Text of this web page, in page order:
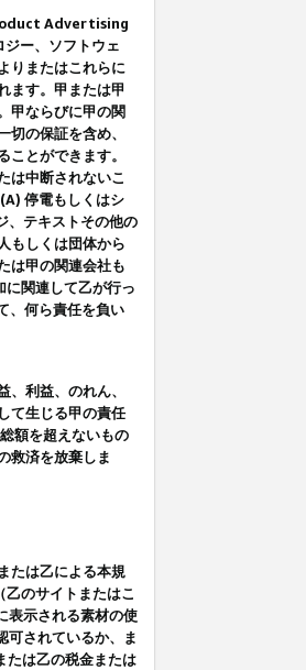
Advertising
ー、ソフトウェ
りまたはこれらに
ます。甲または甲
甲ならびに甲の関
の保証を含め、
とができます。
は中断されないこ
停電もしくはシ
、テキストその他の
もしくは団体から
は甲の関連会社も
に関連して乙が行っ
、何ら責任を負い
利益、のれん、
て生じる甲の責任
額を超えないもの
救済を放棄しま
たは乙による本規
のサイトまたはこ
表示される素材の使
可されているか、ま
たは乙の税金または